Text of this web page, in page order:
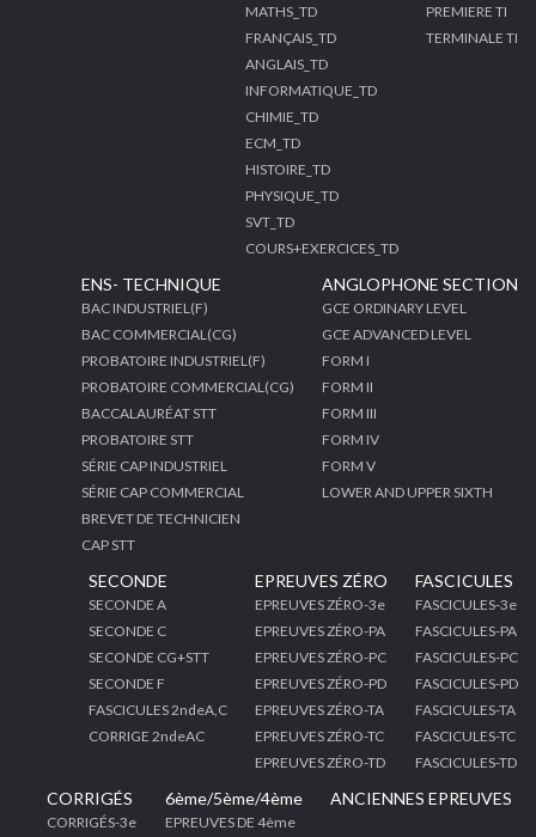
MATHS_TD
FRANÇAIS_TD
ANGLAIS_TD
INFORMATIQUE_TD
CHIMIE_TD
ECM_TD
HISTOIRE_TD
PHYSIQUE_TD
SVT_TD
COURS+EXERCICES_TD
PREMIERE TI
TERMINALE TI
ENS- TECHNIQUE
BAC INDUSTRIEL(F)
BAC COMMERCIAL(CG)
PROBATOIRE INDUSTRIEL(F)
PROBATOIRE COMMERCIAL(CG)
BACCALAURÉAT STT
PROBATOIRE STT
SÉRIE CAP INDUSTRIEL
SÉRIE CAP COMMERCIAL
BREVET DE TECHNICIEN
CAP STT
ANGLOPHONE SECTION
GCE ORDINARY LEVEL
GCE ADVANCED LEVEL
FORM I
FORM II
FORM III
FORM IV
FORM V
LOWER AND UPPER SIXTH
SECONDE
SECONDE A
SECONDE C
SECONDE CG+STT
SECONDE F
FASCICULES 2ndeA,C
CORRIGE 2ndeAC
EPREUVES ZÉRO
EPREUVES ZÉRO-3e
EPREUVES ZÉRO-PA
EPREUVES ZÉRO-PC
EPREUVES ZÉRO-PD
EPREUVES ZÉRO-TA
EPREUVES ZÉRO-TC
EPREUVES ZÉRO-TD
FASCICULES
FASCICULES-3e
FASCICULES-PA
FASCICULES-PC
FASCICULES-PD
FASCICULES-TA
FASCICULES-TC
FASCICULES-TD
CORRIGÉS
CORRIGÉS-3e
6ème/5ème/4ème
EPREUVES DE 4ème
ANCIENNES EPREUVES